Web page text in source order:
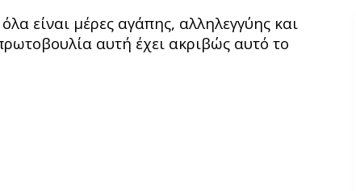
είναι μέρες αγάπης, αλληλεγγύης και
αυτή έχει ακριβώς αυτό το